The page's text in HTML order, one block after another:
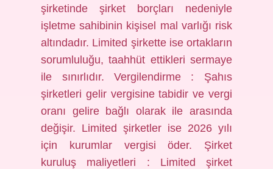
şirketinde şirket borçları nedeniyle
işletme sahibinin kişisel mal varlığı risk
altındadır. Limited şirkette ise ortakların
sorumluluğu, taahhüt ettikleri sermaye
ile sınırlıdır. Vergilendirme : Şahıs
şirketleri gelir vergisine tabidir ve vergi
oranı gelire bağlı olarak ile arasında
değişir. Limited şirketler ise 2026 yılı
için kurumlar vergisi öder. Şirket
kuruluş maliyetleri : Limited şirket